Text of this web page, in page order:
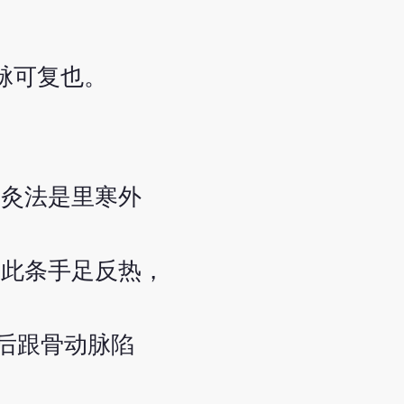
复也。
法是里寒外
条手足反热，
跟骨动脉陷